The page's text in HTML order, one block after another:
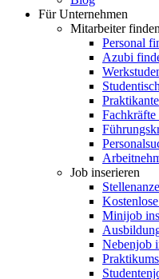
Für Unternehmen
Mitarbeiter finden
Personal
Azubi
Fachkräfte
Job inserieren
Minijob
Nebenjob